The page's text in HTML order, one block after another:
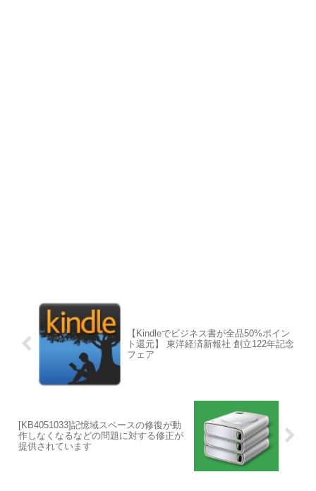
【Kindleでビジネス書が全品50%ポイン
ト還元】 東洋経済新報社 創立122年記念
フェア
[KB4051033]記憶域スペースの修復が動
作しなくなるなどの問題に対する修正が
提供されています